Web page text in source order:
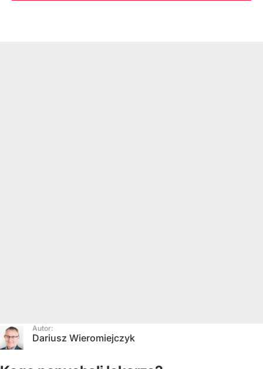
Autor:
Dariusz Wieromiejczyk